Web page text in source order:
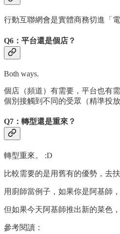
行動互聯網會是實體商務切進「
Q6：平台還是個店？
Both ways.
個店（頻道）有需要，平台也有
個別接觸到不同的受眾（精準投放
Q7：轉型還是重來？
轉型重來。 :D
比較需要的是用舊有的優勢，去
用廚師當例子，如果你是阿基師
但如果今天阿基師推出新的菜色
參考閱讀：